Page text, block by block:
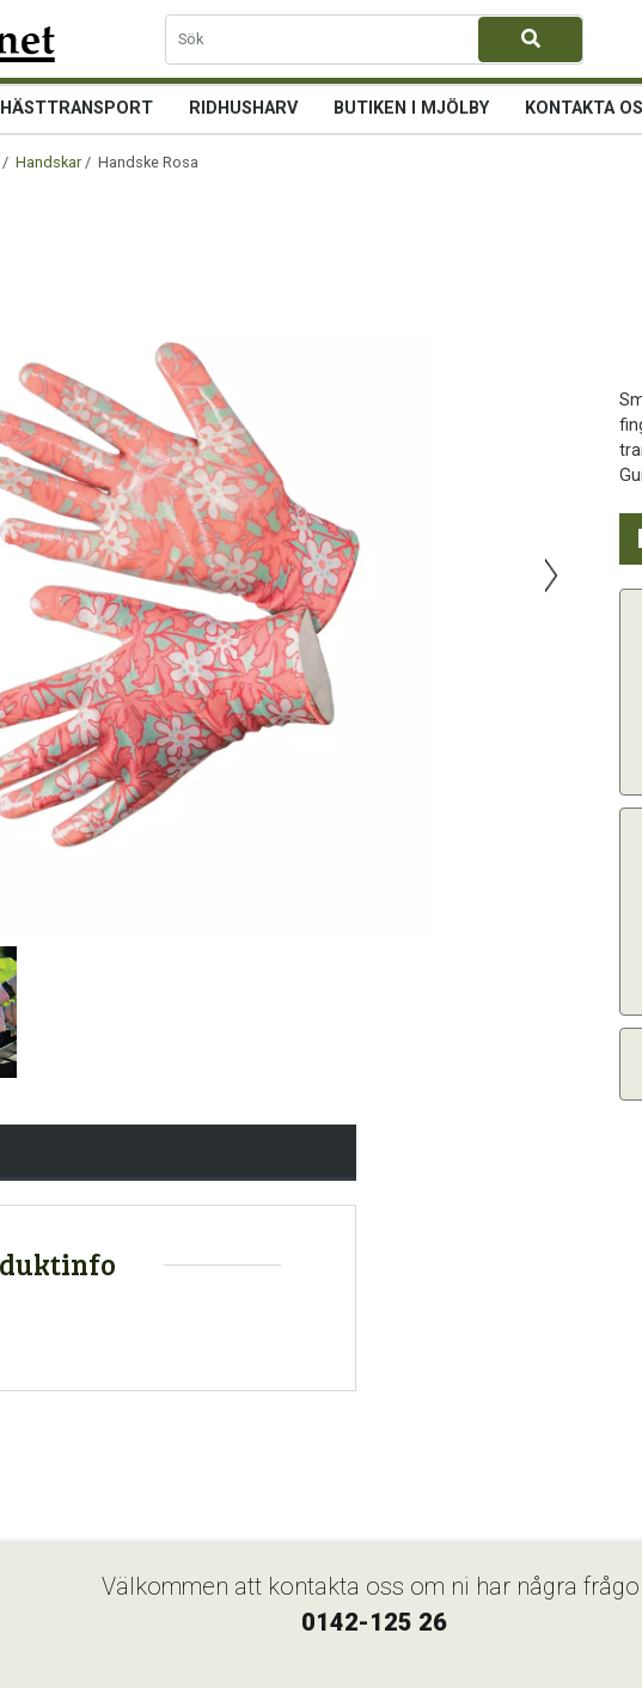
HÄSTTRANSPORT RIDHUSHARV BUTIKEN I MJÖLBY KONTAKTA
/ Handskar/ Handske Rosa
Välkommen att kontakta oss om ni har några
0142-125 26